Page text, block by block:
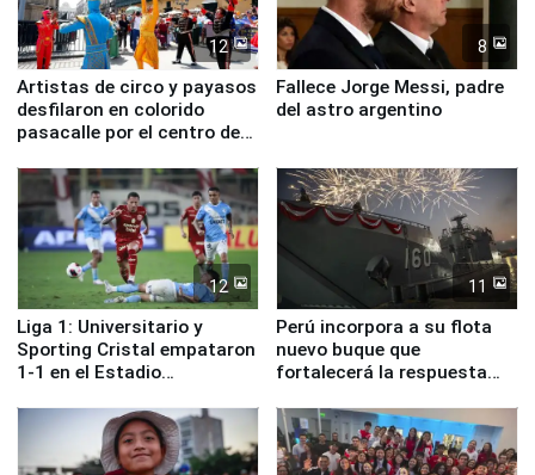
12
Artistas de circo y payasos
desfilaron en colorido
pasacalle por el centro de
8
Fallece Jorge Messi, padre
del astro argentino
12
Liga 1: Universitario y
Sporting Cristal empataron
1-1 en el Estadio
11
Perú incorpora a su flota
nuevo buque que
fortalecerá la respuesta